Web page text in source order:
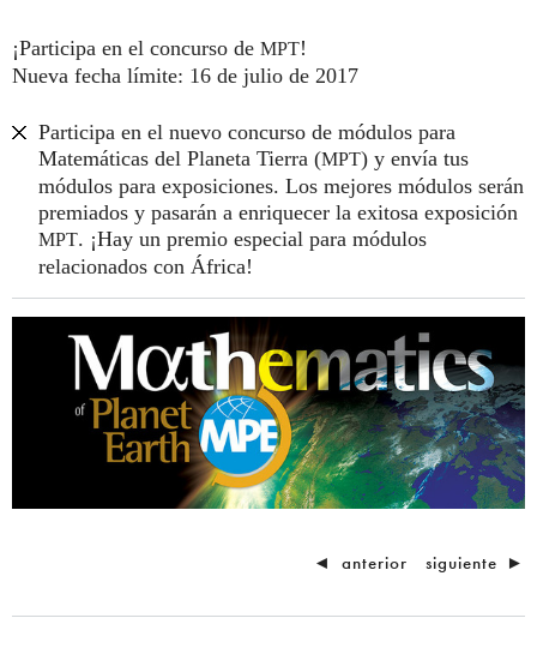
¡Participa en el concurso de MPT!
Nueva fecha límite: 16 de julio de 2017
Participa en el nuevo concurso de módulos para
Matemáticas del Planeta Tierra (MPT) y envía tus
módulos para exposiciones. Los mejores módulos serán
premiados y pasarán a enriquecer la exitosa exposición
MPT. ¡Hay un premio especial para módulos
relacionados con África!
◄ anterior siguiente ►